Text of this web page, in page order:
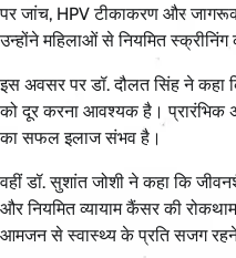
पर जांच, HPV टीकाकरण और
उन्होंने महिलाओं से नियमित
इस अवसर पर डॉ. दौलत सिंह ने
को दूर करना आवश्यक है। प्रारंभिक
का सफल इलाज संभव है।
वहीं डॉ. सुशांत जोशी ने कहा कि
और नियमित व्यायाम कैंसर की
आमजन से स्वास्थ्य के प्रति सजग रहने